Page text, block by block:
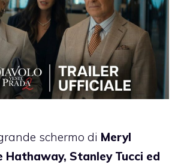
schermo di Meryl
Hathaway, Stanley Tucci ed